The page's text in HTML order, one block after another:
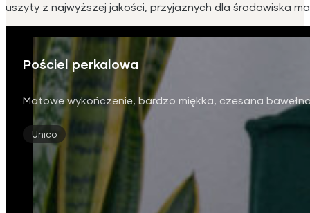
uszyty z najwyższej jakości, przyjaznych dla środowiska
Pościel perkalowa
Matowe wykończenie, bardzo miękka, czesana
Unico